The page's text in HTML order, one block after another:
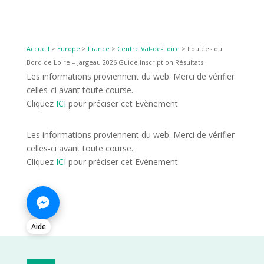
Accueil > Europe > France > Centre Val-de-Loire > Foulées du
Bord de Loire – Jargeau 2026 Guide Inscription Résultats
Les informations proviennent du web. Merci de vérifier
celles-ci avant toute course.
Cliquez ICI pour préciser cet Evènement
Les informations proviennent du web. Merci de vérifier
celles-ci avant toute course.
Cliquez ICI pour préciser cet Evènement
Aide